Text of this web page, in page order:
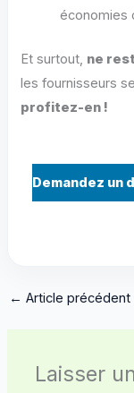
économies
Et surtout, ne
les fournisseurs
profitez-en !
Demandez un
← Article précédent
Laisser